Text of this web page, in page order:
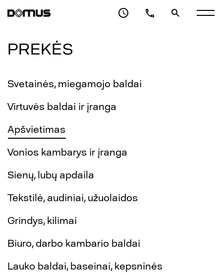
PREKĖS
Svetainės, miegamojo baldai
Virtuvės baldai ir įranga
Apšvietimas
Vonios kambarys ir įranga
Sienų, lubų apdaila
Tekstilė, audiniai, užuolaidos
Grindys, kilimai
Biuro, darbo kambario baldai
Lauko baldai, baseinai, kepsninės